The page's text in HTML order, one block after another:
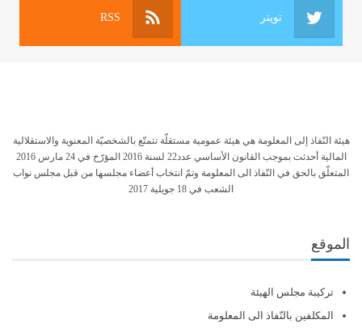
تويتر RSS
هيئة النّفاذ إلى المعلومة هي هيئة عمومية مستقلّة تتمتّع بالشخصيّة المعنوية والاستقلالية
المالية أحدثت بموجب القانون الأساسي عدد22 لسنة 2016 المؤرّخ في 24 مارس 2016
المتعلّق بالحق في النّفاذ الى المعلومة وتمّ انتخاب أعضاء مجلسها من قبل مجلس نواب
الشعب في 18 جويلية 2017
الموقع
تركيبة مجلس الهيئة
المكلفين بالنّفاذ الى المعلومة